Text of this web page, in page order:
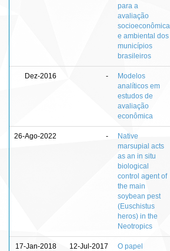
para a
avaliação
socioeconômica
e ambiental dos
municípios
brasileiros
Dez-2016 -
Modelos
analíticos em
estudos de
avaliação
econômica
26-Ago-2022 -
Native
marsupial acts
as an in situ
biological
control agent of
the main
soybean pest
(Euschistus
heros) in the
Neotropics
17-Jan-2018 12-Jul-2017
O papel